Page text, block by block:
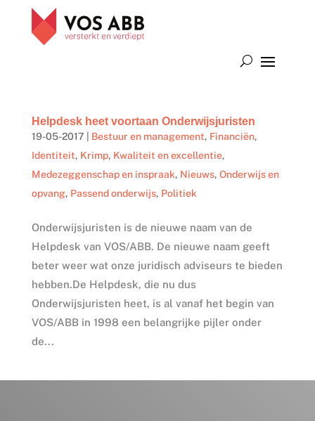
Helpdesk heet voortaan Onderwijsjuristen
19-05-2017 Bestuur en management, Financiën,
Identiteit, Krimp, Kwaliteit en excellentie,
Medezeggenschap en inspraak, Nieuws, Onderwijs en
opvang, Passend onderwijs, Politiek
Onderwijsjuristen is de nieuwe naam van de
Helpdesk van VOS/ABB. De nieuwe naam geeft
beter weer wat onze juridisch adviseurs te bieden
hebben.De Helpdesk, die nu dus
Onderwijsjuristen heet, is al vanaf het begin van
VOS/ABB in 1998 een belangrijke pijler onder
de...